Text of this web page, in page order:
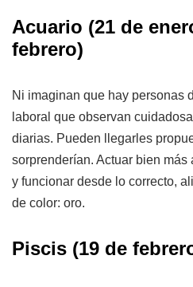
Acuario (21 de
febrero)
Ni imaginan que hay personas
laboral que observan
diarias. Pueden llegarles
sorprenderían. Actuar bien
y funcionar desde lo correcto,
de color: oro.
Piscis (19 de